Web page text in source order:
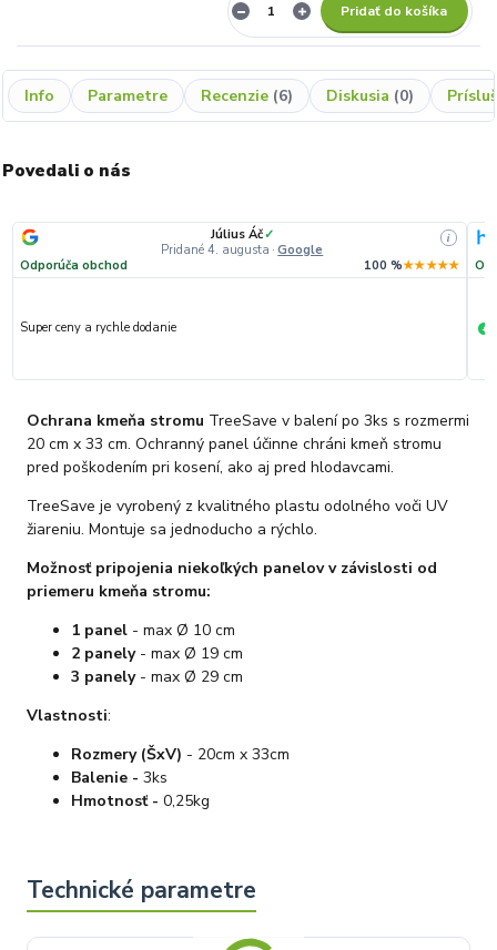
Pridať do košíka
Info Parametre Recenzie 6 Diskusia 0
Povedali o nás
Július Áč✓
Pridané 4. augusta · Google
i
Odporúča obchod 100 %★★★★★
Super ceny a rychle dodanie +
Ochrana kmeňa stromu TreeSave v balení po 3ks s rozmermi
20 cm x 33 cm. Ochranný panel účinne chráni kmeň stromu
pred poškodením pri kosení, ako aj pred hlodavcami.
TreeSave je vyrobený z kvalitného plastu odolného voči UV
žiareniu. Montuje sa jednoducho a rýchlo.
Možnosť pripojenia niekoľkých panelov v závislosti od
priemeru kmeňa stromu:
1 panel - max Ø 10 cm
2 panely- max Ø 19 cm
3 panely- max Ø 29 cm
Vlastnosti:
Rozmery (ŠxV) - 20cm x 33cm
Balenie - 3ks
Hmotnosť - 0,25kg